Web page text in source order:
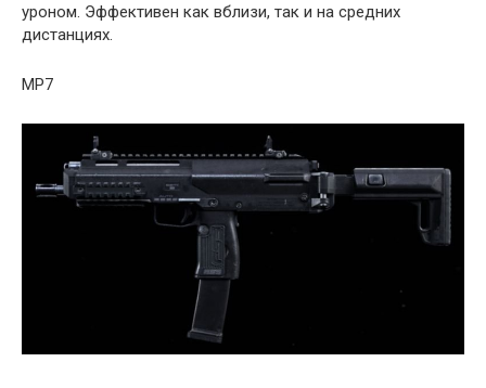
уроном. Эффективен как вблизи, так и на средних
дистанциях.
MP7